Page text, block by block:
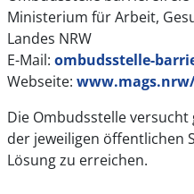
Ministerium für Arbeit,
Landes NRW
E-Mail: ombudsstelle-
Webseite:
Die Ombudsstelle
der jeweiligen öffentlichen
Lösung zu erreichen.